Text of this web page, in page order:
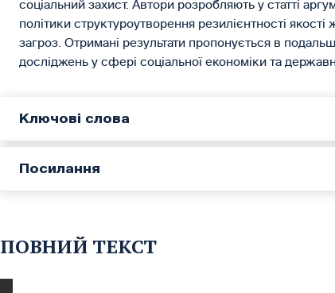
соціальний захист. Автори розробляють у статті
політики структуроутворення резилієнтності
загроз. Отримані результати пропонується в
досліджень у сфері соціальної економіки та
Ключові слова
Посилання
ПОВНИЙ ТЕКСТ